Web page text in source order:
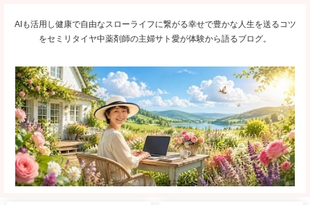
AIも活用し健康で自由なスローライフに繋がる幸せで豊かな人生を送るコツ
をセミリタイヤ中薬剤師の主婦サト愛が体験から語るブログ。